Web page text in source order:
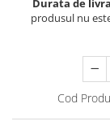
Lenjerii de pat
Cadouri Cuplu
Pijamale de dama
Pijamale de barbati
Durata de
produsul nu
Cod